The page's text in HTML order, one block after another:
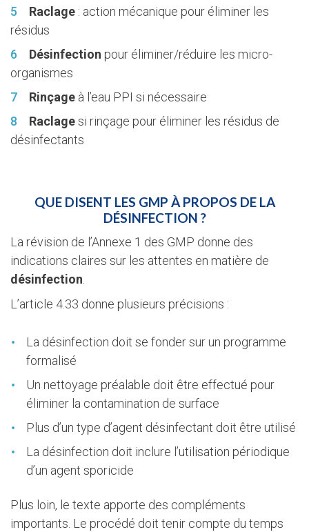
Raclage : action mécanique pour éliminer les
résidus
Désinfection pour éliminer/réduire les micro-
organismes
Rinçage à l’eau PPI si nécessaire
Raclagesi rinçage pour éliminer les résidus de
désinfectants
QUE DISENT LES GMP À PROPOS DE LA
DÉSINFECTION ?
La révision de l’Annexe 1 des GMP donne des
indications claires sur les attentes en matière de
désinfection
L’article 4.33 donne plusieurs précisions :
La désinfection doit se fonder sur un programme
formalisé
Un nettoyage préalable doit être effectué pour
éliminer la contamination de surface
Plus d’un type d’agent désinfectant doit être utilisé
La désinfection doit inclure l’utilisation périodique
d’un agent sporicide
Plus loin, le texte apporte des compléments
importants. Le procédé doit tenir compte du temps